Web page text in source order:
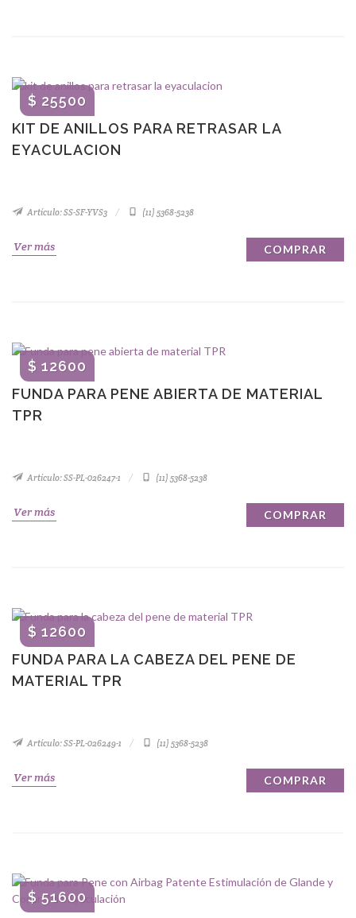
KIT DE ANILLOS PARA RETRASAR LA
EYACULACION
$ 25500
Artículo: SS-SF-YVS3 (11) 5368-5238
Ver más COMPRAR
FUNDA PARA PENE ABIERTA DE MATERIAL
TPR
$ 12600
Artículo: SS-PL-026247-1 (11) 5368-5238
Ver más COMPRAR
FUNDA PARA LA CABEZA DEL PENE DE
MATERIAL TPR
$ 12600
Artículo: SS-PL-026249-1 (11) 5368-5238
Ver más COMPRAR
$ 51600